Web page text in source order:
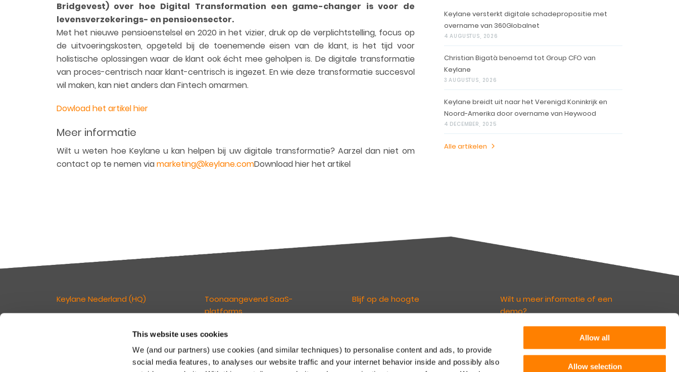
This website uses cookies
We (and our partners) use cookies (and similar techniques) to personalise content and ads, to provide
social media features, to analyses our website traffic and your internet behavior inside and possibly also
Allow all
Allow selection
Bridgevest) over hoe Digital Transformation een game-changer is voor de
levensverzekerings- en pensioensector.
Met het nieuwe pensioenstelsel en 2020 in het vizier, druk op de verplichtstelling, focus op
de uitvoeringskosten, opgeteld bij de toenemende eisen van de klant, is het tijd voor
holistische oplossingen waar de klant ook écht mee geholpen is. De digitale transformatie
van proces-centrisch naar klant-centrisch is ingezet. En wie deze transformatie succesvol
wil maken, kan niet anders dan Fintech omarmen.
Dowload het artikel hier
Meer informatie
Wilt u weten hoe Keylane u kan helpen bij uw digitale transformatie? Aarzel dan niet om
contact op te nemen viamarketing@keylane.comDownload hier het artikel
Keylane versterkt digitale schadepropositie met
overname van 360Globalnet
4 AUGUSTUS, 2026
Christian Bigatà benoemd tot Group CFO van
Keylane
3 AUGUSTUS, 2026
Keylane breidt uit naar het Verenigd Koninkrijk en
Noord-Amerika door overname van Heywood
4 DECEMBER, 2025
Alle artikelen
Keylane Nederland (HQ)
Bezoek de contactpagina voor een
compleet overzicht van onze
Toonaangevend SaaS-
platforms
Wij geloven dat technologie de
verzekerings- en pensioensector
kan veranderen. En maken het onze
klanten mogelijk om te innoveren en
Blijf op de hoogte
en ontwikkelingen. U kunt zich direct
inschrijven via onderstaande links.
Maak een keuze uit de nieuwsbrief
Wilt u meer informatie of een
demo?